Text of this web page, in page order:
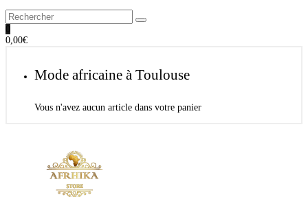
0
0,00€
Mode africaine à Toulouse
Vous n'avez aucun article dans votre panier